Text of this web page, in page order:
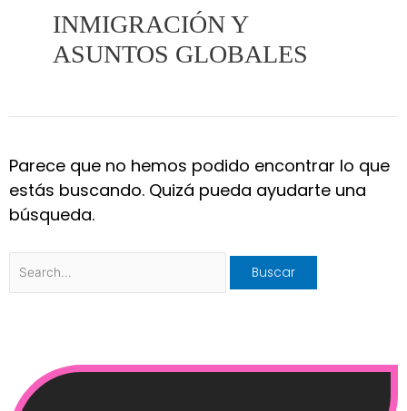
INMIGRACIÓN Y
ASUNTOS GLOBALES
Parece que no hemos podido encontrar lo que
estás buscando. Quizá pueda ayudarte una
búsqueda.